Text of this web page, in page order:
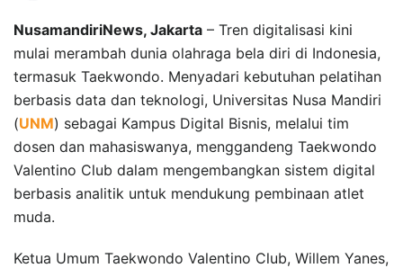
NusamandiriNews, Jakarta – Tren digitalisasi kini
mulai merambah dunia olahraga bela diri di Indonesia,
termasuk Taekwondo. Menyadari kebutuhan pelatihan
berbasis data dan teknologi, Universitas Nusa Mandiri
(UNM) sebagai Kampus Digital Bisnis, melalui tim
dosen dan mahasiswanya, menggandeng Taekwondo
Valentino Club dalam mengembangkan sistem digital
berbasis analitik untuk mendukung pembinaan atlet
muda.
Ketua Umum Taekwondo Valentino Club, Willem Yanes,